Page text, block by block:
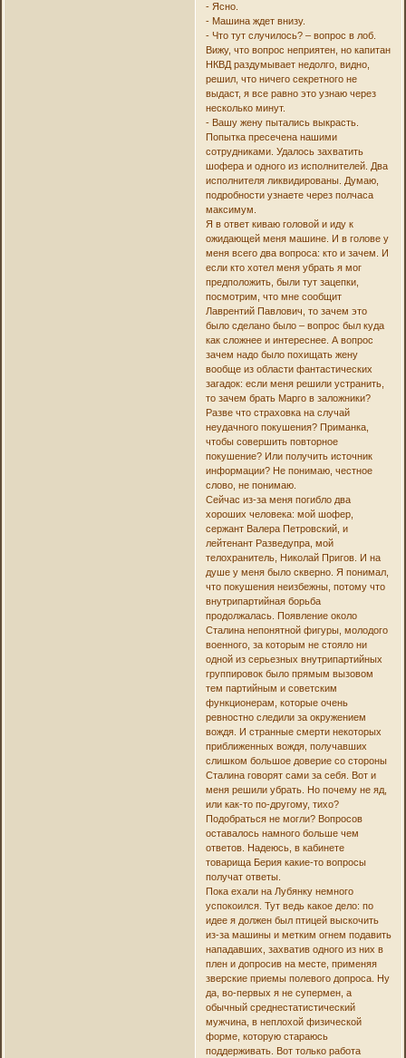
- Ясно.
- Машина ждет внизу.
- Что тут случилось? – вопрос в лоб.
Вижу, что вопрос неприятен, но капитан
НКВД раздумывает недолго, видно,
решил, что ничего секретного не
выдаст, я все равно это узнаю через
несколько минут.
- Вашу жену пытались выкрасть.
Попытка пресечена нашими
сотрудниками. Удалось захватить
шофера и одного из исполнителей. Два
исполнителя ликвидированы. Думаю,
подробности узнаете через полчаса
максимум.
Я в ответ киваю головой и иду к
ожидающей меня машине. И в голове у
меня всего два вопроса: кто и зачем. И
если кто хотел меня убрать я мог
предположить, были тут зацепки,
посмотрим, что мне сообщит
Лаврентий Павлович, то зачем это
было сделано было – вопрос был куда
как сложнее и интереснее. А вопрос
зачем надо было похищать жену
вообще из области фантастических
загадок: если меня решили устранить,
то зачем брать Марго в заложники?
Разве что страховка на случай
неудачного покушения? Приманка,
чтобы совершить повторное
покушение? Или получить источник
информации? Не понимаю, честное
слово, не понимаю.
Сейчас из-за меня погибло два
хороших человека: мой шофер,
сержант Валера Петровский, и
лейтенант Разведупра, мой
телохранитель, Николай Пригов. И на
душе у меня было скверно. Я понимал,
что покушения неизбежны, потому что
внутрипартийная борьба
продолжалась. Появление около
Сталина непонятной фигуры, молодого
военного, за которым не стояло ни
одной из серьезных внутрипартийных
группировок было прямым вызовом
тем партийным и советским
функционерам, которые очень
ревностно следили за окружением
вождя. И странные смерти некоторых
приближенных вождя, получавших
слишком большое доверие со стороны
Сталина говорят сами за себя. Вот и
меня решили убрать. Но почему не яд,
или как-то по-другому, тихо?
Подобраться не могли? Вопросов
оставалось намного больше чем
ответов. Надеюсь, в кабинете
товарища Берия какие-то вопросы
получат ответы.
Пока ехали на Лубянку немного
успокоился. Тут ведь какое дело: по
идее я должен был птицей выскочить
из-за машины и метким огнем подавить
нападавших, захватив одного из них в
плен и допросив на месте, применяя
зверские приемы полевого допроса. Ну
да, во-первых я не супермен, а
обычный среднестатистический
мужчина, в неплохой физической
форме, которую стараюсь
поддерживать. Вот только работа